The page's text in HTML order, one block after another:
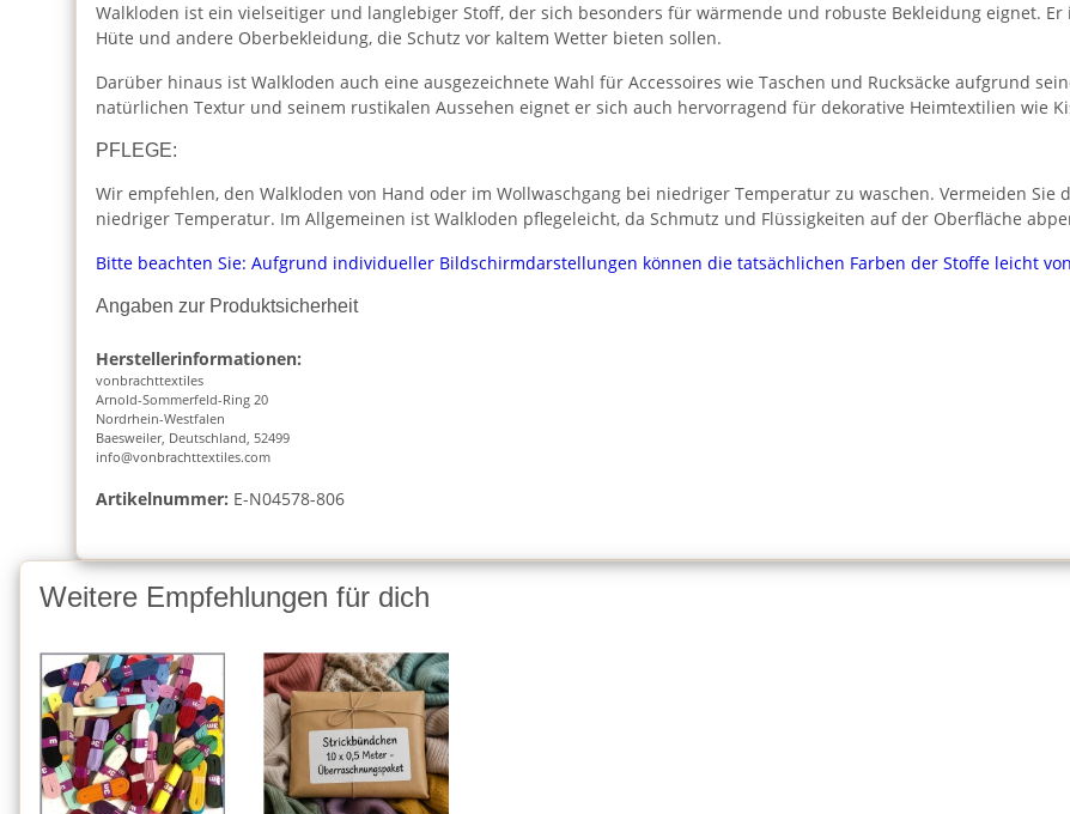
Walkloden ist ein vielseitiger und langlebiger Stoff, der sich besonders für wärmende und robuste Bekleidung eignet. Er
Hüte und andere Oberbekleidung, die Schutz vor kaltem Wetter bieten sollen.
Darüber hinaus ist Walkloden auch eine ausgezeichnete Wahl für Accessoires wie Taschen und Rucksäcke aufgrund
natürlichen Textur und seinem rustikalen Aussehen eignet er sich auch hervorragend für dekorative Heimtextilien wie
PFLEGE:
Wir empfehlen, den Walkloden von Hand oder im Wollwaschgang bei niedriger Temperatur zu waschen. Vermeiden Sie
niedriger Temperatur. Im Allgemeinen ist Walkloden pflegeleicht, da Schmutz und Flüssigkeiten auf der Oberfläche
Bitte beachten Sie: Aufgrund individueller Bildschirmdarstellungen können die tatsächlichen Farben der Stoffe leicht
Angaben zur Produktsicherheit
Herstellerinformationen:
vonbrachttextiles
Arnold-Sommerfeld-Ring 20
Nordrhein-Westfalen
Baesweiler, Deutschland, 52499
info@vonbrachttextiles.com
Artikelnummer: E-N04578-806
Weitere Empfehlungen für dich